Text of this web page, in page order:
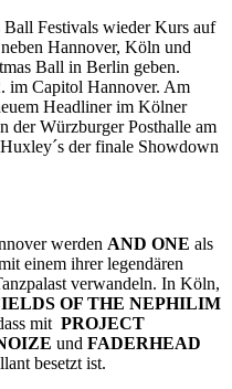
Ball Festivals wieder Kurs auf
Hannover, Köln und
Ball in Berlin geben.
im Capitol Hannover. Am
Headliner im Kölner
der Würzburger Posthalle am
der finale Showdown
werden AND ONE als
einem ihrer legendären
verwandeln. In Köln,
OF THE NEPHILIM
mit PROJECT
und FADERHEAD
besetzt ist.